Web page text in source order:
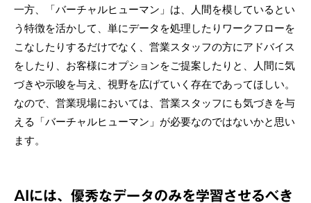
一方、「バーチャルヒューマン」は、人間を模しているとい
う特徴を活かして、単にデータを処理したりワークフローを
こなしたりするだけでなく、営業スタッフの方にアドバイス
をしたり、お客様にオプションをご提案したりと、人間に気
づきや示唆を与え、視野を広げていく存在であってほしい。
なので、営業現場においては、営業スタッフにも気づきを与
える「バーチャルヒューマン」が必要なのではないかと思い
ます。
AIには、優秀なデータのみを学習させるべき